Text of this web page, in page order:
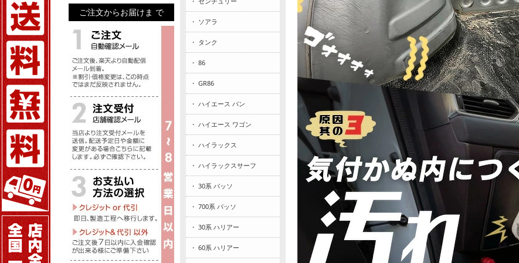
ご注文からお届けま で
・ ソアラ
・ タンク
・ 86
・ GR86
・ ハイエース バン
・ ハイエース ワゴン
・ ハイラックス
・ ハイラックスサーフ
・ 30系 パッソ
・ 700系 パッソ
・ 30系 ハリアー
・ 60系 ハリアー